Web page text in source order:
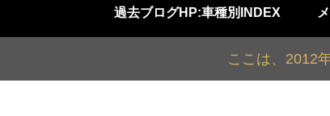
過去ブログHP:車種別INDEX
ここは、2012